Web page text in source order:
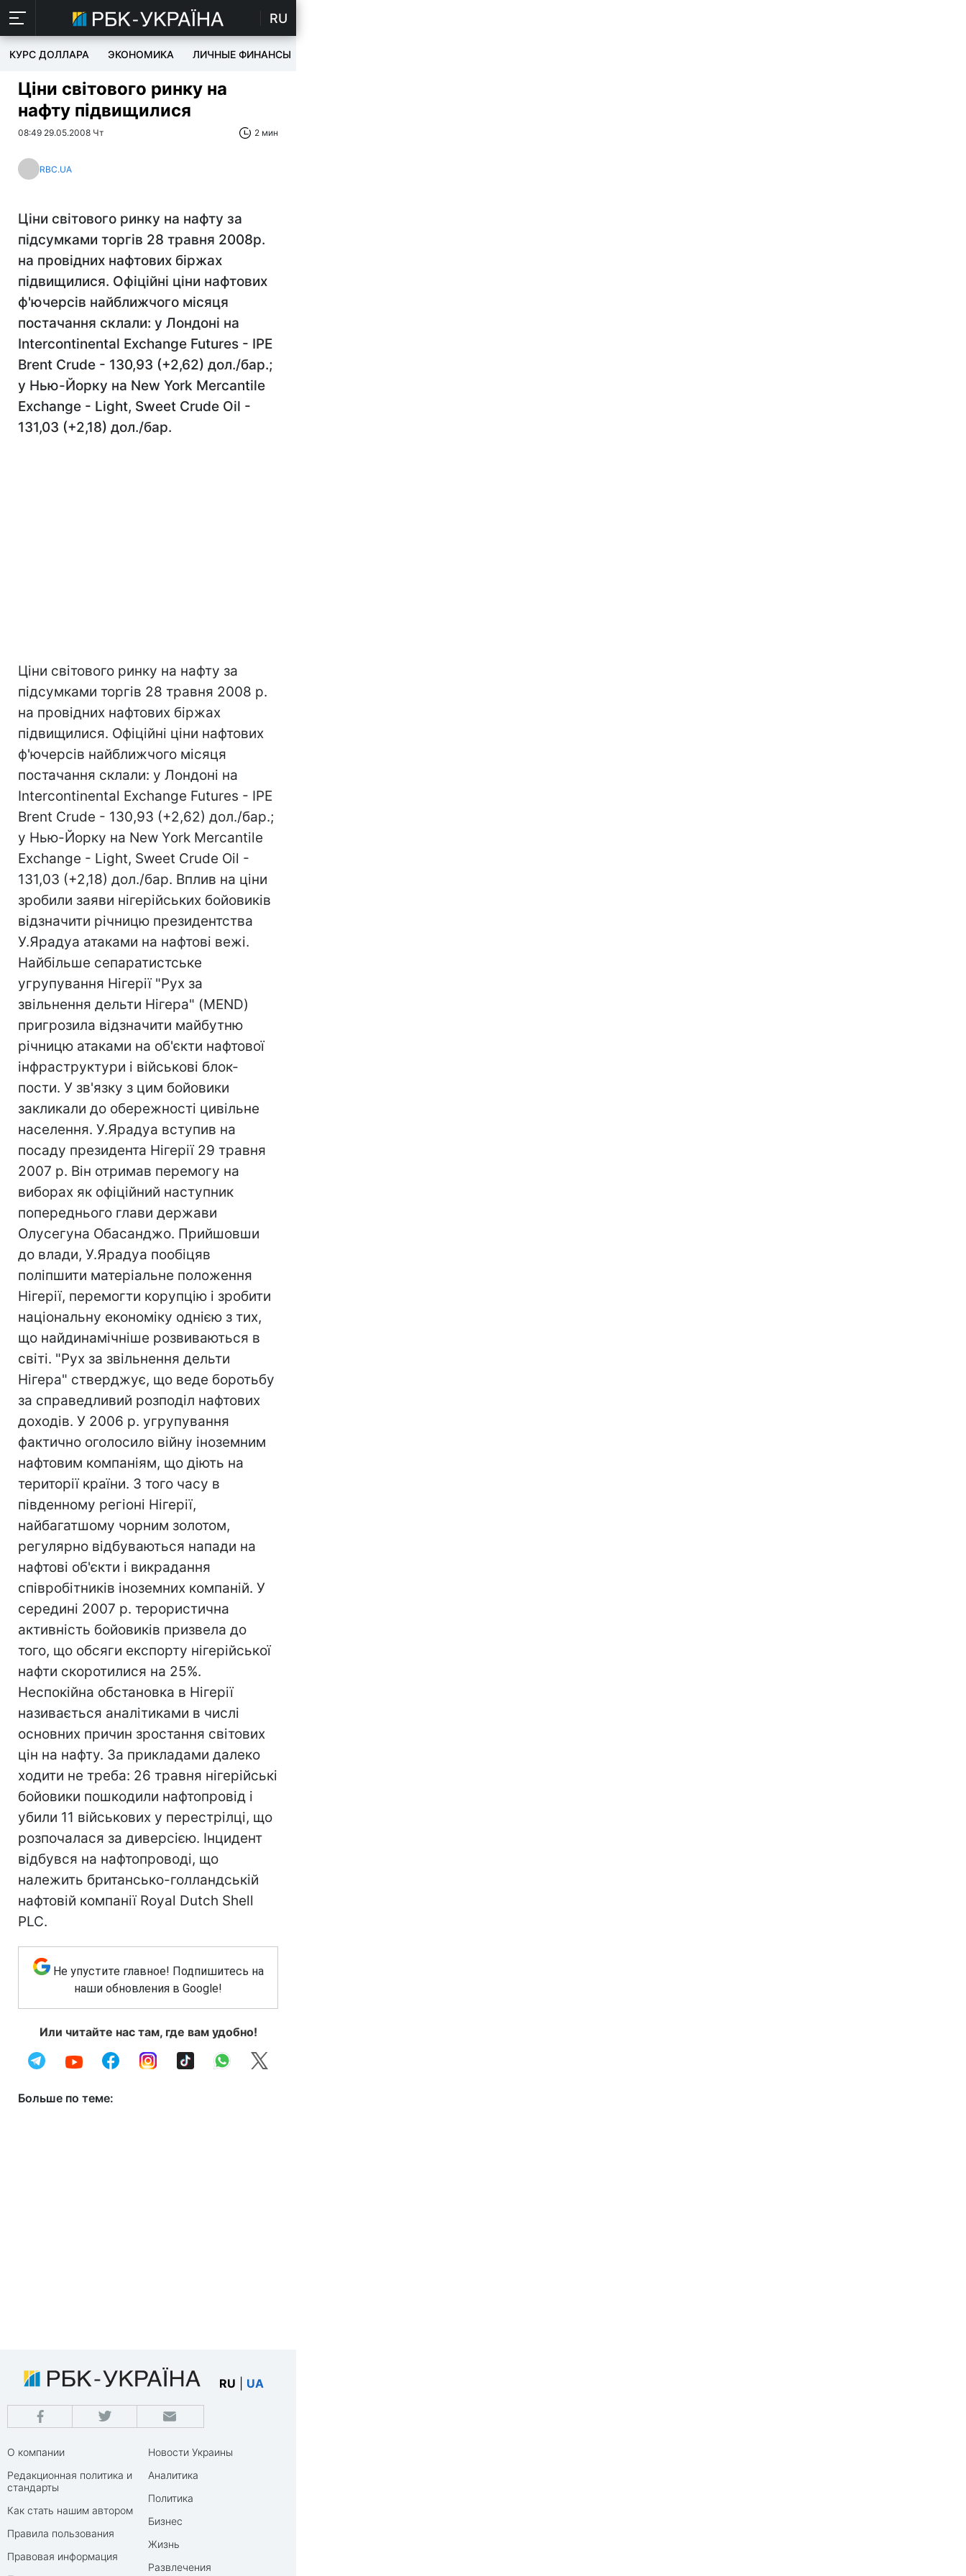
RU
КУРС ДОЛЛАРА ЭКОНОМИКА ЛИЧНЫЕ ФИНАНСЫ
Ціни світового ринку на
нафту підвищилися
08:49 29.05.2008 Чт 2 мин
RBC.UA
Ціни світового ринку на нафту за
підсумками торгів 28 травня 2008р.
на провідних нафтових біржах
підвищилися. Офіційні ціни нафтових
ф'ючерсів найближчого місяця
постачання склали: у Лондоні на
Intercontinental Exchange Futures - IPE
Brent Crude - 130,93 (+2,62) дол./бар.;
у Нью-Йорку на New York Mercantile
Exchange - Light, Sweet Crude Oil -
131,03 (+2,18) дол./бар.
Ціни світового ринку на нафту за
підсумками торгів 28 травня 2008 р.
на провідних нафтових біржах
підвищилися. Офіційні ціни нафтових
ф'ючерсів найближчого місяця
постачання склали: у Лондоні на
Intercontinental Exchange Futures - IPE
Brent Crude - 130,93 (+2,62) дол./бар.;
у Нью-Йорку на New York Mercantile
Exchange - Light, Sweet Crude Oil -
131,03 (+2,18) дол./бар. Вплив на ціни
зробили заяви нігерійських бойовиків
відзначити річницю президентства
У.Ярадуа атаками на нафтові вежі.
Найбільше сепаратистське
угрупування Нігерії "Рух за
звільнення дельти Нігера" (MEND)
пригрозила відзначити майбутню
річницю атаками на об'єкти нафтової
інфраструктури і військові блок-
пости. У зв'язку з цим бойовики
закликали до обережності цивільне
населення. У.Ярадуа вступив на
посаду президента Нігерії 29 травня
2007 р. Він отримав перемогу на
виборах як офіційний наступник
попереднього глави держави
Олусегуна Обасанджо. Прийшовши
до влади, У.Ярадуа пообіцяв
поліпшити матеріальне положення
Нігерії, перемогти корупцію і зробити
національну економіку однією з тих,
що найдинамічніше розвиваються в
світі. "Рух за звільнення дельти
Нігера" стверджує, що веде боротьбу
за справедливий розподіл нафтових
доходів. У 2006 р. угрупування
фактично оголосило війну іноземним
нафтовим компаніям, що діють на
території країни. З того часу в
південному регіоні Нігерії,
найбагатшому чорним золотом,
регулярно відбуваються напади на
нафтові об'єкти і викрадання
співробітників іноземних компаній. У
середині 2007 р. терористична
активність бойовиків призвела до
того, що обсяги експорту нігерійської
нафти скоротилися на 25%.
Неспокійна обстановка в Нігерії
називається аналітиками в числі
основних причин зростання світових
цін на нафту. За прикладами далеко
ходити не треба: 26 травня нігерійські
бойовики пошкодили нафтопровід і
убили 11 військових у перестрілці, що
розпочалася за диверсією. Інцидент
відбувся на нафтопроводі, що
належить британсько-голландській
нафтовій компанії Royal Dutch Shell
PLC.
Не упустите главное! Подпишитесь на
наши обновления в Google!
Или читайте нас там, где вам удобно!
Больше по теме:
RU UA
О компании
Редакционная политика и
стандарты
Как стать нашим автором
Правила пользования
Правовая информация
Новости Украины
Аналитика
Политика
Бизнес
Жизнь
Развлечения